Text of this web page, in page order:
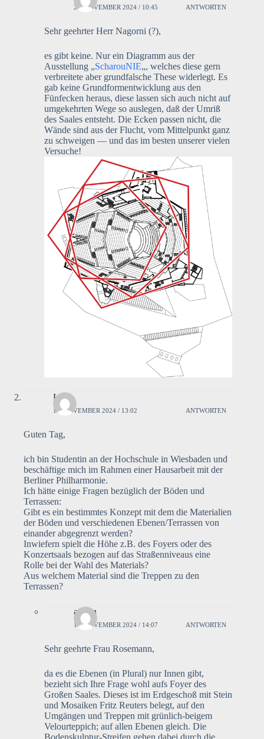
29. NOVEMBER 2024 / 10:45 ANTWORTEN
Sehr geehrter Herr Nagorni (?),
es gibt keine. Nur ein Diagramm aus der
Ausstellung „ScharouNIE„, welches diese gern
verbreitete aber grundfalsche These widerlegt. Es
gab keine Grundformentwicklung aus den
Fünfecken heraus, diese lassen sich auch nicht auf
umgekehrten Wege so auslegen, daß der Umriß
des Saales entsteht. Die Ecken passen nicht, die
Wände sind aus der Flucht, vom Mittelpunkt ganz
zu schweigen — und das im besten unserer vielen
Versuche!
Lara
18. NOVEMBER 2024 / 13:02 ANTWORTEN
Guten Tag,
ich bin Studentin an der Hochschule in Wiesbaden und
beschäftige mich im Rahmen einer Hausarbeit mit der
Berliner Philharmonie.
Ich hätte einige Fragen bezüglich der Böden und
Terrassen:
Gibt es ein bestimmtes Konzept mit dem die Materialien
der Böden und verschiedenen Ebenen/Terrassen von
einander abgegrenzt werden?
Inwiefern spielt die Höhe z.B. des Foyers oder des
Konzertsaals bezogen auf das Straßenniveaus eine
Rolle bei der Wahl des Materials?
Aus welchem Material sind die Treppen zu den
Terrassen?
admin
18. NOVEMBER 2024 / 14:07 ANTWORTEN
Sehr geehrte Frau Rosemann,
da es die Ebenen (in Plural) nur Innen gibt,
bezieht sich Ihre Frage wohl aufs Foyer des
Großen Saales. Dieses ist im Erdgeschoß mit Stein
und Mosaiken Fritz Reuters belegt, auf den
Umgängen und Treppen mit grünlich-beigem
Velourteppich; auf allen Ebenen gleich. Die